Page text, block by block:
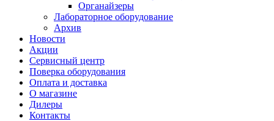
Органайзеры
Лабораторное оборудование
Архив
Новости
Акции
Сервисный центр
Поверка оборудования
Оплата и доставка
О магазине
Дилеры
Контакты